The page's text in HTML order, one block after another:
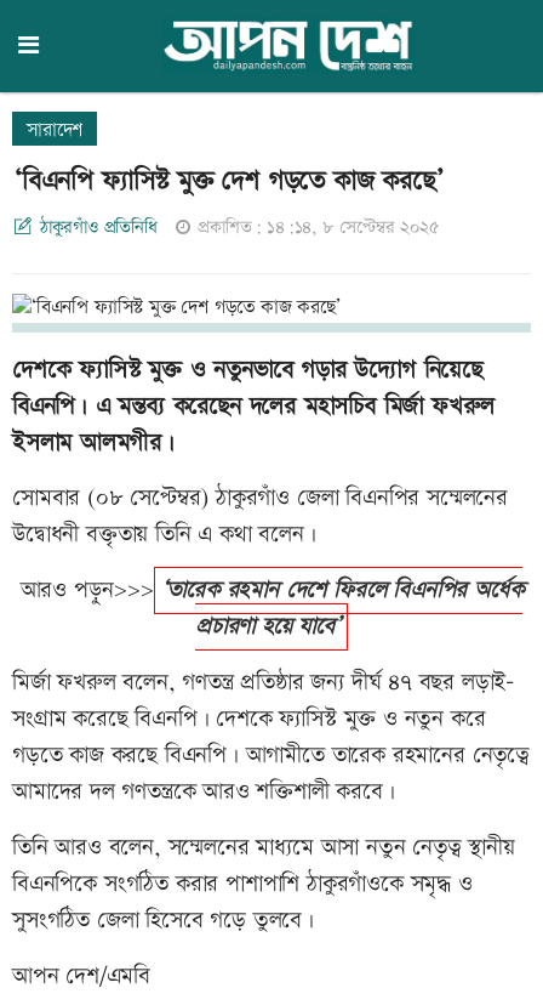
সারাদেশ
‘বিএনপি ফ্যাসিস্ট মুক্ত দেশ গড়তে কাজ করছে’
ঠাকুরগাঁও প্রতিনিধি প্রকাশিত: ১৪:১৪, ৮ সেপ্টেম্বর ২০২৫
দেশকে ফ্যাসিস্ট মুক্ত ও নতুনভাবে গড়ার উদ্যোগ নিয়েছে
বিএনপি। এ মন্তব্য করেছেন দলের মহাসচিব মির্জা ফখরুল
ইসলাম আলমগীর।
সোমবার (০৮ সেপ্টেম্বর) ঠাকুরগাঁও জেলা বিএনপির সম্মেলনের
উদ্বোধনী বক্তৃতায় তিনি এ কথা বলেন।
আরও পড়ুন>>> ‘তারেক রহমান দেশে ফিরলে বিএনপির অর্ধেক
প্রচারণা হয়ে যাবে’
মির্জা ফখরুল বলেন, গণতন্ত্র প্রতিষ্ঠার জন্য দীর্ঘ ৪৭ বছর লড়াই-
সংগ্রাম করেছে বিএনপি। দেশকে ফ্যাসিস্ট মুক্ত ও নতুন করে
গড়তে কাজ করছে বিএনপি। আগামীতে তারেক রহমানের নেতৃত্বে
আমাদের দল গণতন্ত্রকে আরও শক্তিশালী করবে।
তিনি আরও বলেন, সম্মেলনের মাধ্যমে আসা নতুন নেতৃত্ব স্থানীয়
বিএনপিকে সংগঠিত করার পাশাপাশি ঠাকুরগাঁওকে সমৃদ্ধ ও
সুসংগঠিত জেলা হিসেবে গড়ে তুলবে।
আপন দেশ/এমবি